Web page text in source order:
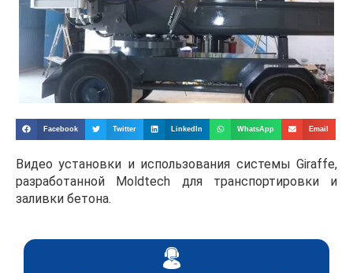
Facebook Twitter LinkedIn WhatsApp Email
Видео установки и использования системы Giraffe,
разработанной Moldtech для транспортировки и
заливки бетона.